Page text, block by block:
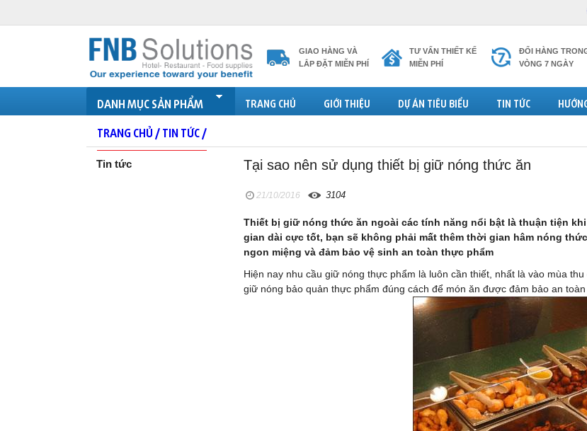
GIAO HÀNG VÀ
LẮP ĐẶT MIỄN PHÍ
TƯ VẤN THIẾT KẾ
MIỄN PHÍ
ĐỔI HÀNG
VÒNG 7 NGÀY
DANH MỤC SẢN PHẨM TRANG CHỦ GIỚI THIỆU DỰ ÁN TIÊU BIỂU TIN TỨC
TRANG CHỦ /TIN TỨC /
Tin tức Tại sao nên sử dụng thiết bị giữ nóng thức ăn
21/10/2016 3104
Thiết bị giữ nóng thức ăn ngoài các tính năng nổi bật là thuận tiện
gian dài cực tốt, bạn sẽ không phải mất thêm thời gian hâm nóng
ngon miệng và đảm bảo vệ sinh an toàn thực phẩm
Hiện nay nhu cầu giữ nóng thực phẩm là luôn cần thiết, nhất là vào mùa
giữ nóng bảo quản thực phẩm đúng cách để món ăn được đảm bảo an